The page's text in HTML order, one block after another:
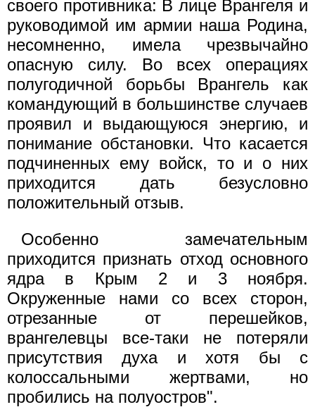
своего противника: В лице Врангеля и
руководимой им армии наша Родина,
несомненно, имела чрезвычайно
опасную силу. Во всех операциях
полугодичной борьбы Врангель как
командующий в большинстве случаев
проявил и выдающуюся энергию, и
понимание обстановки. Что касается
подчиненных ему войск, то и о них
приходится дать безусловно
положительный отзыв.
Особенно замечательным
приходится признать отход основного
ядра в Крым 2 и 3 ноября.
Окруженные нами со всех сторон,
отрезанные от перешейков,
врангелевцы все-таки не потеряли
присутствия духа и хотя бы с
колоссальными жертвами, но
пробились на полуостров".